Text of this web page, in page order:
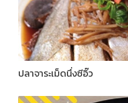
ปลาจาระเม็ดนึ่งซีอิ๊ว